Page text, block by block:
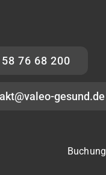
76 68 200
gesund.de
Buchung